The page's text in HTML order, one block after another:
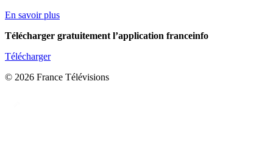
En savoir plus
Télécharger gratuitement l’application franceinfo
Télécharger
© 2026 France Télévisions